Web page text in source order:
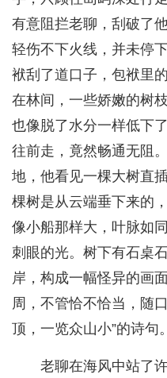
有意阻拦老聊，刮破了
轻伤不下火线，并未停
袱刮了道口子，包袱里
在林间，一些娇嫩的树
也像脱了水分一样低下
往前走，竟然畅通无阻
地，他看见一棵大树直
棵树是从云端垂下来的
像小船那样大，叶脉如
刺眼的光。树下有石桌
岸，构成一幅怪异的画
周，不管恰不恰当，随
顶，一览众山小”的诗句。
老聊在海风中站了